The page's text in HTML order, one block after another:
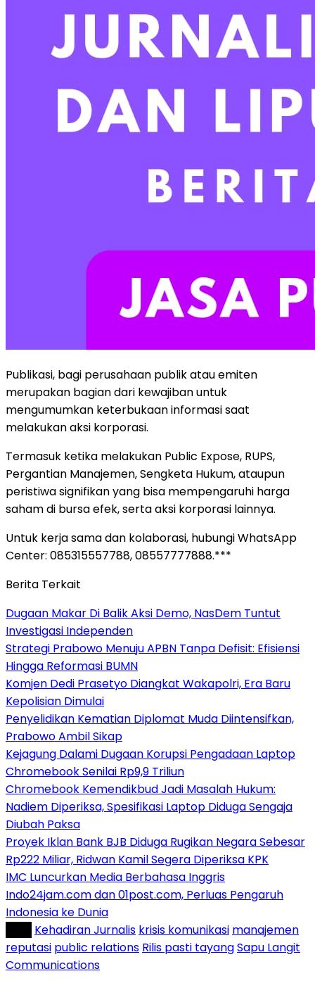
Publikasi, bagi perusahaan publik atau emiten
merupakan bagian dari kewajiban untuk
mengumumkan keterbukaan informasi saat
melakukan aksi korporasi.
Termasuk ketika melakukan Public Expose, RUPS,
Pergantian Manajemen, Sengketa Hukum, ataupun
peristiwa signifikan yang bisa mempengaruhi harga
saham di bursa efek, serta aksi korporasi lainnya.
Untuk kerja sama dan kolaborasi, hubungi WhatsApp
Center: 085315557788, 08557777888.***
Berita Terkait
Dugaan Makar Di Balik Aksi Demo, NasDem Tuntut
Investigasi Independen
Strategi Prabowo Menuju APBN Tanpa Defisit: Efisiensi
Hingga Reformasi BUMN
Komjen Dedi Prasetyo Diangkat Wakapolri, Era Baru
Kepolisian Dimulai
Penyelidikan Kematian Diplomat Muda Diintensifkan,
Prabowo Ambil Sikap
Kejagung Dalami Dugaan Korupsi Pengadaan Laptop
Chromebook Senilai Rp9,9 Triliun
Chromebook Kemendikbud Jadi Masalah Hukum:
Nadiem Diperiksa, Spesifikasi Laptop Diduga Sengaja
Diubah Paksa
Proyek Iklan Bank BJB Diduga Rugikan Negara Sebesar
Rp222 Miliar, Ridwan Kamil Segera Diperiksa KPK
IMC Luncurkan Media Berbahasa Inggris
Indo24jam.com dan 01post.com, Perluas Pengaruh
Indonesia ke Dunia
Kehadiran Jurnalis krisis komunikasi manajemen
reputasi public relations Rilis pasti tayangSapu Langit
Communications